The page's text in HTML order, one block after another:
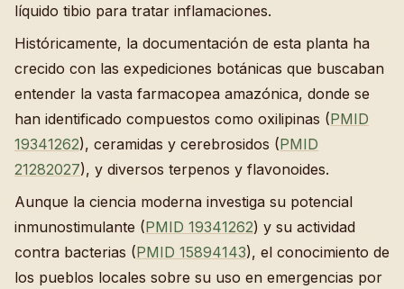
líquido tibio para tratar inflamaciones.
Históricamente, la documentación de esta planta ha
crecido con las expediciones botánicas que buscaban
entender la vasta farmacopea amazónica, donde se
han identificado compuestos como oxilipinas (PMID
19341262), ceramidas y cerebrosidos (PMID
21282027), y diversos terpenos y flavonoides.
Aunque la ciencia moderna investiga su potencial
inmunostimulante (PMID 19341262) y su actividad
contra bacterias (PMID 15894143), el conocimiento de
los pueblos locales sobre su uso en emergencias por